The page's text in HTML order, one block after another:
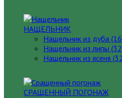
НАЩЕЛЬНИК
Нащельник из дуба
Нащельник из липы
Нащельник из ясеня
СРАЩЕННЫЙ ПОГОНАЖ